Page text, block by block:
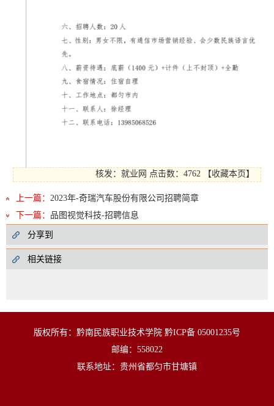
核发：就业网 点击数：4762 【收藏本页 】
上一篇： 2023年-奇瑞汽车股份有限公司招聘简章
下一篇： 品图视觉科技-招聘信息
分享到
相关链接
版权所有：黔南民族职业技术学院 黔ICP备 05001235号
邮编：558022
联系地址：贵州省都匀市甘塘镇